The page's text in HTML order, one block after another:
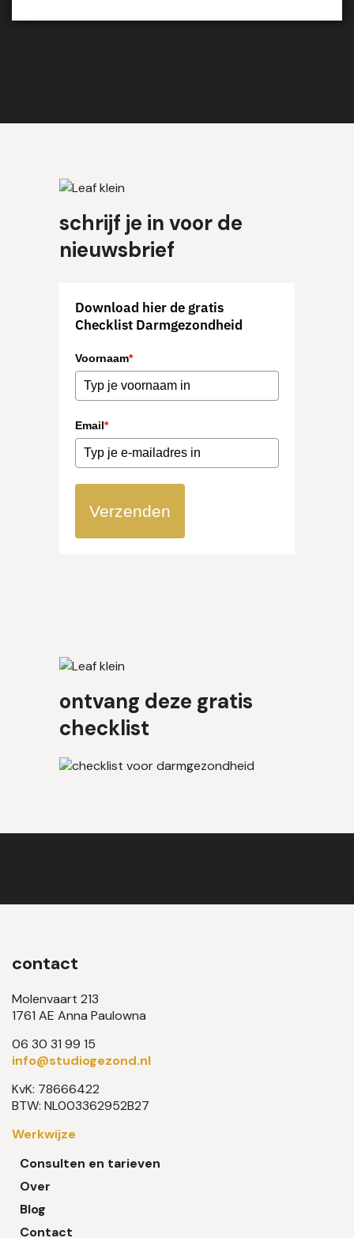
schrijf je in voor de
nieuwsbrief
Download hier de gratis
Checklist Darmgezondheid
Voornaam*
Email*
Verzenden
ontvang deze gratis
checklist
contact
Molenvaart 213
1761 AE Anna Paulowna
06 30 31 99 15
info@studiogezond.nl
KvK: 78666422
BTW: NL003362952B27
Werkwijze
Consulten en tarieven
Over
Blog
Contact